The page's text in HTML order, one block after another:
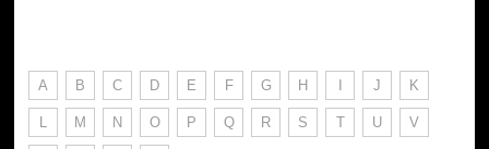
A B C D E F G H I J K
L M N O P Q R S T U V